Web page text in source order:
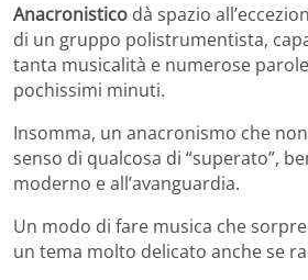
Anacronistico dà spazio
di un gruppo polistrumentista,
tanta musicalità e numerose
pochissimi minuti.
Insomma, un anacronismo che
senso di qualcosa di “superato”,
moderno e all’avanguardia.
Un modo di fare musica che
un tema molto delicato anche se